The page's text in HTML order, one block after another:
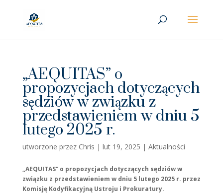
„AEQUITAS” o
propozycjach dotyczących
sędziów w związku z
przedstawieniem w dniu 5
lutego 2025 r.
utworzone przez Chris | lut 19, 2025 | Aktualności
„AEQUITAS” o propozycjach dotyczących sędziów w
związku z przedstawieniem w dniu 5 lutego 2025 r. przez
Komisję Kodyfikacyjną Ustroju i Prokuratury.